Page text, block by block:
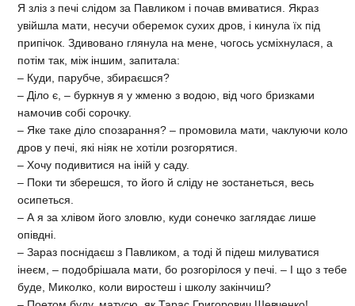
Я зліз з печі слідом за Павликом і почав вмиватися. Якраз
увійшла мати, несучи оберемок сухих дров, і кинула їх під
припічок. Здивовано глянула на мене, чогось усміхнулася, а
потім так, між іншим, запитала:
– Куди, парубче, збираєшся?
– Діло є, – буркнув я у жменю з водою, від чого бризками
намочив собі сорочку.
– Яке таке діло спозарання? – промовила мати, чаклуючи коло
дров у печі, які ніяк не хотіли розгорятися.
– Хочу подивитися на іній у саду.
– Поки ти зберешся, то його й сліду не зостанеться, весь
осипеться.
– А я за хлівом його зловлю, куди сонечко заглядає лише
опівдні.
– Зараз поснідаєш з Павликом, а тоді й підеш милуватися
інеєм, – подобрішала мати, бо розгорілося у печі. – І що з тебе
буде, Миколко, коли виростеш і школу закінчиш?